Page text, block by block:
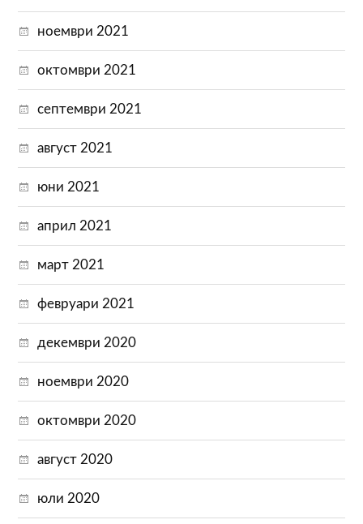
ноември 2021
октомври 2021
септември 2021
август 2021
юни 2021
април 2021
март 2021
февруари 2021
декември 2020
ноември 2020
октомври 2020
август 2020
юли 2020